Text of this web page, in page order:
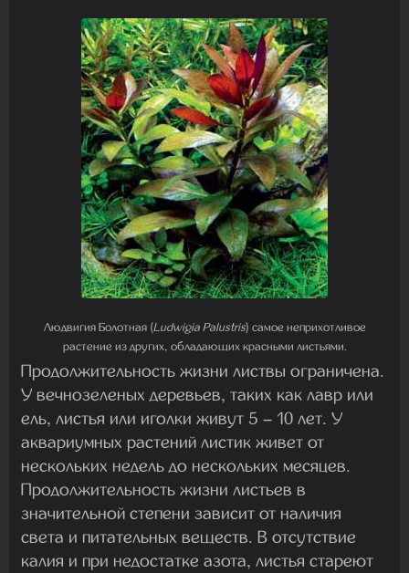
Людвигия Болотная (Ludwigia Palustris) самое неприхотливое
растение из других, обладающих красными листьями.
Продолжительность жизни листвы ограничена.
У вечнозеленых деревьев, таких как лавр или
ель, листья или иголки живут 5 – 10 лет. У
аквариумных растений листик живет от
нескольких недель до нескольких месяцев.
Продолжительность жизни листьев в
значительной степени зависит от наличия
света и питательных веществ. В отсутствие
калия и при недостатке азота, листья стареют